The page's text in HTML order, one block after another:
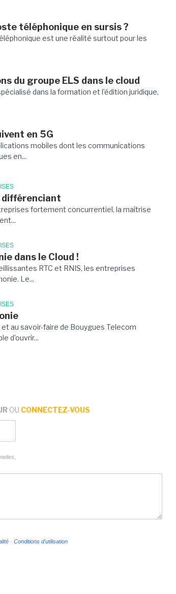
téléphonique en sursis ?
est une réalité surtout pour les
du groupe ELS dans le cloud
dans la formation et l’édition juridique,
en 5G
mobiles dont les communications
en...
différenciant
fortement concurrentiel, la maîtrise
dans le Cloud !
RTC et RNIS, les entreprises
Le...
au savoir-faire de Bouygues Telecom
d’ouvrir...
OU CONNECTEZ-VOUS
- Conditions d'utilisation